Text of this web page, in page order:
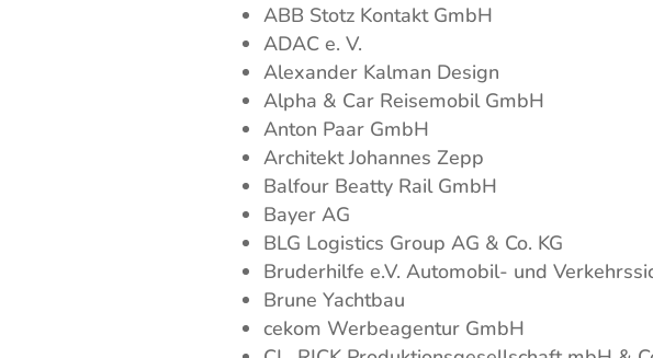
ABB Stotz Kontakt GmbH
ADAC e. V.
Alexander Kalman Design
Alpha & Car Reisemobil GmbH
Anton Paar GmbH
Architekt Johannes Zepp
Balfour Beatty Rail GmbH
Bayer AG
BLG Logistics Group AG & Co. KG
Bruderhilfe e.V. Automobil- und
Brune Yachtbau
cekom Werbeagentur GmbH